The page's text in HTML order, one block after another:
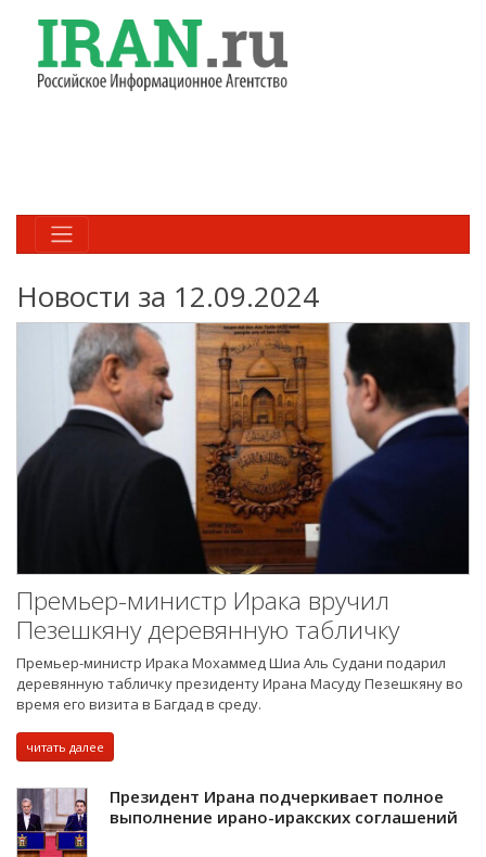
Новости за 12.09.2024
Премьер-министр Ирака вручил
Пезешкяну деревянную табличку
Премьер-министр Ирака Мохаммед Шиа Аль Судани подарил
деревянную табличку президенту Ирана Масуду Пезешкяну во
время его визита в Багдад в среду.
читать далее
Президент Ирана подчеркивает полное
выполнение ирано-иракских соглашений